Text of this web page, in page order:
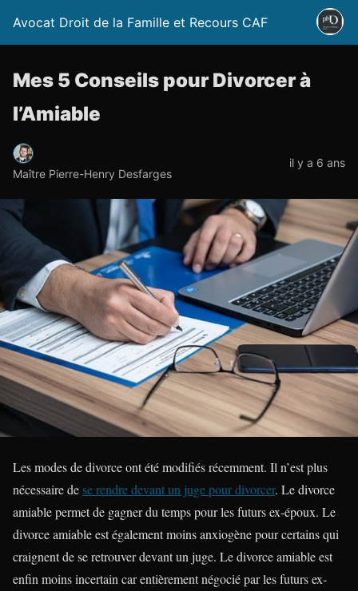
Avocat Droit de la Famille et Recours CAF
Mes 5 Conseils pour Divorcer à
l’Amiable
Maître Pierre-Henry Desfarges
il y a 6 ans
Les modes de divorce ont été modifiés récemment. Il n’est plus
nécessaire de se rendre devant un juge pour divorcer. Le divorce
amiable permet de gagner du temps pour les futurs ex-époux. Le
divorce amiable est également moins anxiogène pour certains qui
craignent de se retrouver devant un juge. Le divorce amiable est
enfin moins incertain car entièrement négocié par les futurs ex-